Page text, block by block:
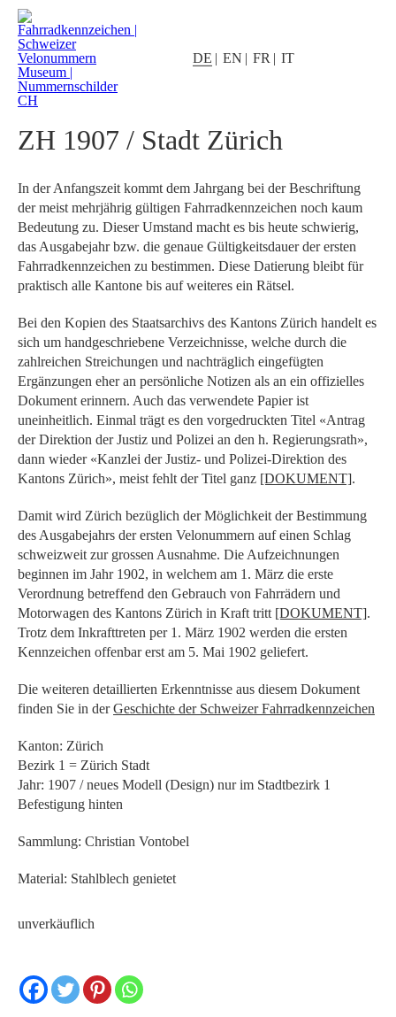
DE EN FR IT
ZH 1907 / Stadt Zürich
In der Anfangszeit kommt dem Jahrgang bei der Beschriftung
der meist mehrjährig gültigen Fahrrad­kennzeichen noch kaum
Bedeutung zu. Dieser Umstand macht es bis heute schwierig,
das Ausgabe­jahr bzw. die genaue Gültigkeitsdauer der ersten
Fahrradkennzeichen zu bestimmen. Diese Datierung bleibt für
praktisch alle Kantone bis auf weiteres ein Rätsel.
Bei den Kopien des Staatsarchivs des Kantons Zürich handelt es
sich um handgeschriebene Verzeichnisse, welche durch die
zahlreichen Streichungen und nachträglich eingefügten
Ergänzungen eher an persönliche Notizen als an ein offizielles
Dokument erinnern. Auch das verwendete Papier ist
uneinheitlich. Einmal trägt es den vorgedruckten Titel «Antrag
der Direktion der Justiz und Polizei an den h. Regierungsrath»,
dann wieder «Kanzlei der Justiz- und Polizei-Direktion des
Kantons Zürich», meist fehlt der Titel ganz [DOKUMENT].
Damit wird Zürich bezüglich der Möglichkeit der Bestimmung
des Ausgabejahrs der ersten Velonummern auf einen Schlag
schweizweit zur grossen Ausnahme. Die Aufzeichnungen
beginnen im Jahr 1902, in welchem am 1. März die erste
Verordnung betreffend den Gebrauch von Fahrrädern und
Motorwagen des Kantons Zürich in Kraft tritt [DOKUMENT].
Trotz dem Inkrafttreten per 1. März 1902 werden die ersten
Kennzeichen offenbar erst am 5. Mai 1902 geliefert.
Die weiteren detaillierten Erkenntnisse aus diesem Dokument
finden Sie in derGeschichte der Schweizer Fahrradkennzeichen
Kanton: Zürich
Bezirk 1 = Zürich Stadt
Jahr: 1907 / neues Modell (Design) nur im Stadtbezirk 1
Befestigung hinten
Sammlung: Christian Vontobel
Material: Stahlblech genietet
unverkäuflich